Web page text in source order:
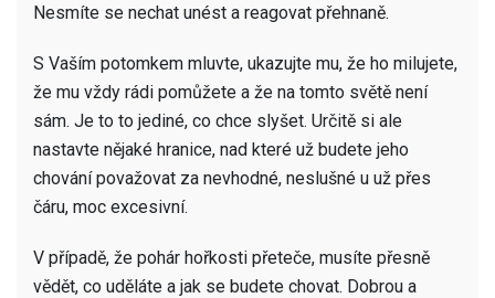
Nesmíte se nechat unést a reagovat přehnaně.
S Vaším potomkem mluvte, ukazujte mu, že ho milujete,
že mu vždy rádi pomůžete a že na tomto světě není
sám. Je to to jediné, co chce slyšet. Určitě si ale
nastavte nějaké hranice, nad které už budete jeho
chování považovat za nevhodné, neslušné u už přes
čáru, moc excesivní.
V případě, že pohár hořkosti přeteče, musíte přesně
vědět, co uděláte a jak se budete chovat. Dobrou a